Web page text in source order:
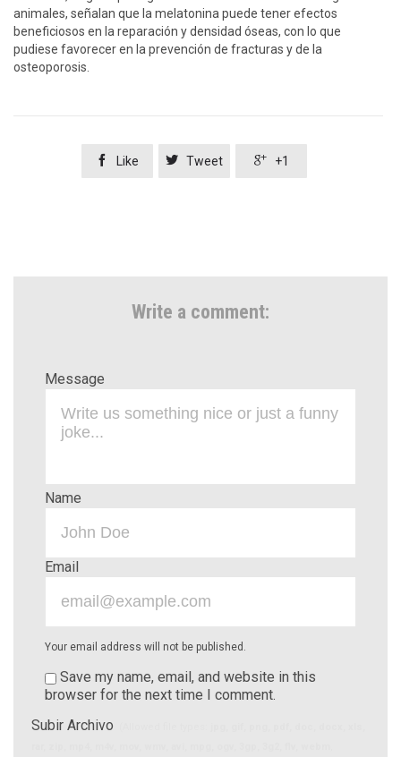
animales, señalan que la melatonina puede tener efectos
beneficiosos en la reparación y densidad óseas, con lo que
pudiese favorecer en la prevención de fracturas y de la
osteoporosis.
 Like  Tweet  +1
Write a comment:
Message
Name
Email
Your email address will not be published.
Save my name, email, and website in this
browser for the next time I comment.
Subir Archivo